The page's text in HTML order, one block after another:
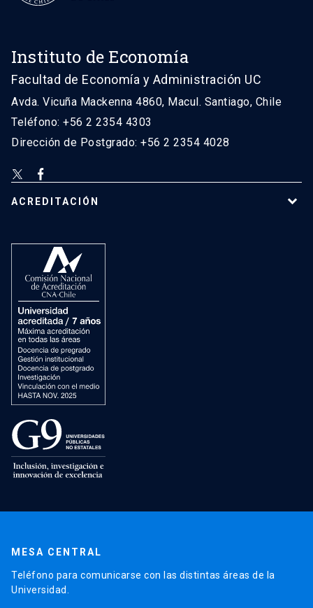
Instituto de Economía
Facultad de Economía y Administración UC
Avda. Vicuña Mackenna 4860, Macul. Santiago, Chile
Teléfono: +56 2 2354 4303
Dirección de Postgrado: +56 2 2354 4028
ACREDITACIÓN
MESA CENTRAL
Teléfono para comunicarse con las distintas áreas de la
Universidad.